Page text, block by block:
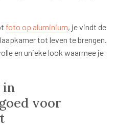
foto op aluminium, je vindt de
tot leven te brengen.
en unieke look waarmee je
in
voor